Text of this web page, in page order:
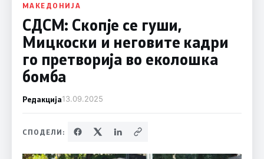
МАКЕДОНИЈА
СДСМ: Скопје се гуши,
Мицкоски и неговите кадри
го претворија во еколошка
бомба
Редакција13.09.2025
СПОДЕЛИ: